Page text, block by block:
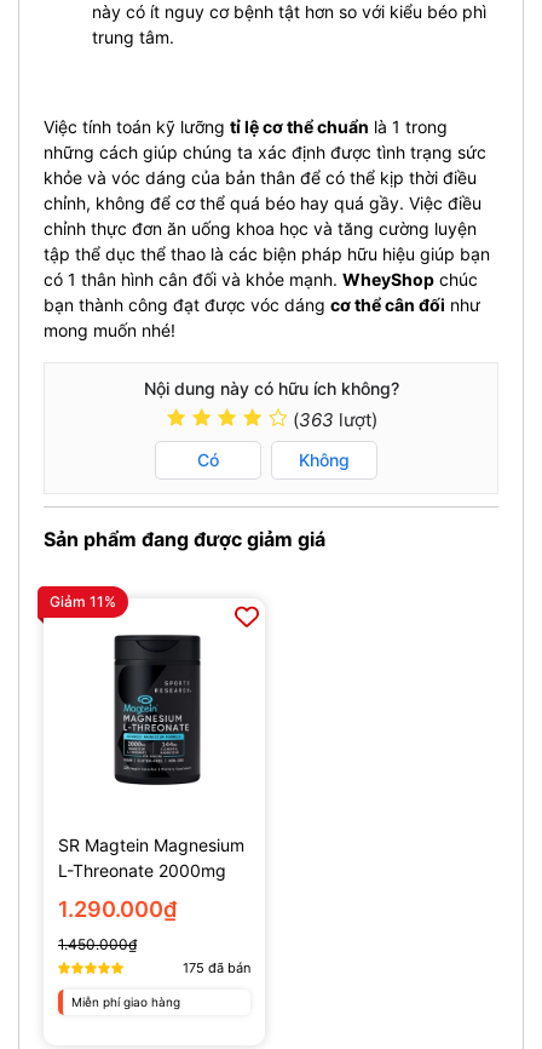
này có ít nguy cơ bệnh tật hơn so với kiểu béo phì
trung tâm.
Việc tính toán kỹ lưỡng tỉ lệ cơ thể chuẩn là 1 trong
những cách giúp chúng ta xác định được tình trạng sức
khỏe và vóc dáng của bản thân để có thể kịp thời điều
chỉnh, không để cơ thể quá béo hay quá gầy. Việc điều
chỉnh thực đơn ăn uống khoa học và tăng cường luyện
tập thể dục thể thao là các biện pháp hữu hiệu giúp bạn
có 1 thân hình cân đối và khỏe mạnh. WheyShop chúc
bạn thành công đạt được vóc dáng cơ thể cân đối như
mong muốn nhé!
Nội dung này có hữu ích không?
(363 lượt)
Có Không
Sản phẩm đang được giảm giá
Giảm 11%
SR Magtein Magnesium
L-Threonate 2000mg
(135 Viên)
1.290.000₫
1.450.000₫
175 đã bán
Miễn phí giao hàng